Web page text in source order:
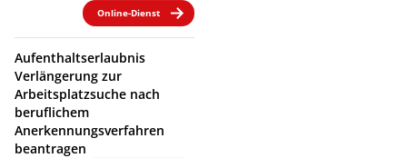
Online-Dienst
Aufenthaltserlaubnis
Verlängerung zur
Arbeitsplatzsuche nach
beruflichem
Anerkennungsverfahren
beantragen